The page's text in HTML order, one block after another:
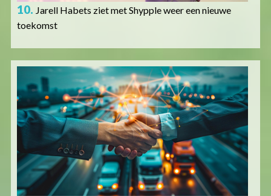
10. Jarell Habets ziet met Shypple weer een nieuwe
toekomst
Afbeelding